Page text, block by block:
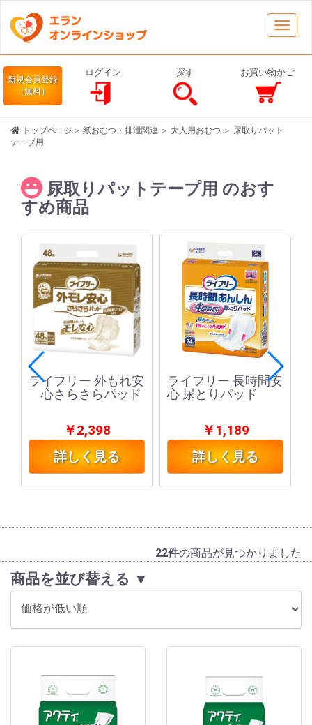
新規会員登録
（無料）
ログイン 探す お買い物かご
トップページ ＞ 紙おむつ・排泄関連 ＞ 大人用おむつ ＞ 尿取りパット
テープ用
尿取りパットテープ用 のおす
すめ商品
ライフリー 長時間安
心 尿とりパッド
￥1,189
詳しく見る
ライフリー 外もれ安
心さらさらパッド
￥2,398
詳しく見る
22件の商品が見つかりました
商品を並び替える ▼